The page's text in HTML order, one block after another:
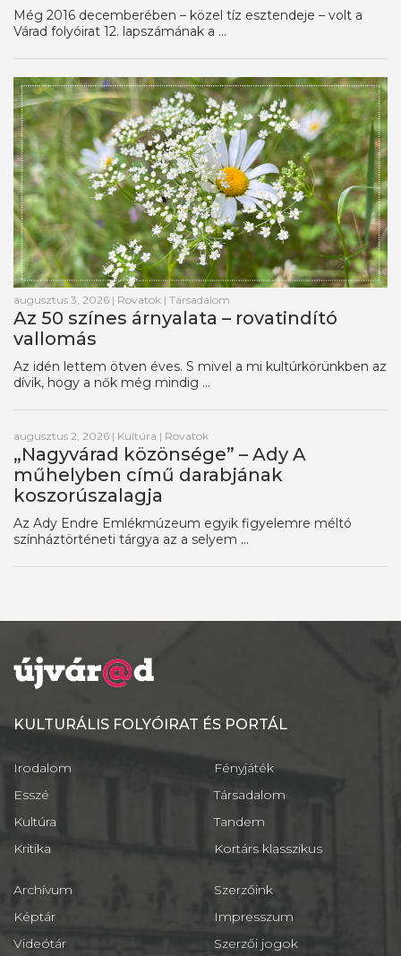
Még 2016 decemberében – közel tíz esztendeje – volt a
Várad folyóirat 12. lapszámának a ...
augusztus 3, 2026 | Rovatok | Társadalom
Az 50 színes árnyalata – rovatindító
vallomás
Az idén lettem ötven éves. S mivel a mi kultúrkörünkben az
dívik, hogy a nők még mindig ...
augusztus 2, 2026 | Kultúra | Rovatok
„Nagyvárad közönsége” – Ady A
műhelyben című darabjának
koszorúszalagja
Az Ady Endre Emlékmúzeum egyik figyelemre méltó
színháztörténeti tárgya az a selyem ...
KULTURÁLIS FOLYÓIRAT ÉS PORTÁL
Irodalom
Esszé
Kultúra
Kritika
Fényjáték
Társadalom
Tandem
Kortárs klasszikus
Archívum
Képtár
Videótár
Szerzőink
Impresszum
Szerzői jogok